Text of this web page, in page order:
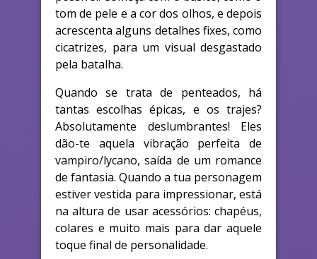
tom de pele e a cor dos olhos, e depois
acrescenta alguns detalhes fixes, como
cicatrizes, para um visual desgastado
pela batalha.
Quando se trata de penteados, há
tantas escolhas épicas, e os trajes?
Absolutamente deslumbrantes! Eles
dão-te aquela vibração perfeita de
vampiro/lycano, saída de um romance
de fantasia. Quando a tua personagem
estiver vestida para impressionar, está
na altura de usar acessórios: chapéus,
colares e muito mais para dar aquele
toque final de personalidade.